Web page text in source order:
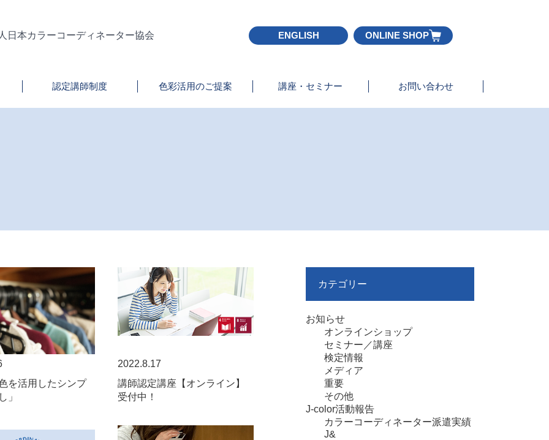
日本カラーコーディネーター協会 ENGLISH ONLINE SHOP
認定講師制度 色彩活用のご提案 講座・セミナー お問い合わせ
を活用したシンプ
」
2022.8.17
講師認定講座【オンライン】
受付中！
カテゴリー
お知らせ
オンラインショップ
セミナー／講座
検定情報
メディア
重要
その他
J-color活動報告
カラーコーディネーター派遣実績
J&